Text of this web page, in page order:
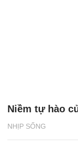
NHỊP SỐNG
Niềm tự hào